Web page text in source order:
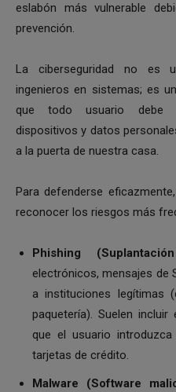
eslabón más vulnerable
prevención.
La ciberseguridad no es
ingenieros en sistemas; es
que todo usuario debe
dispositivos y datos
a la puerta de nuestra casa.
Para defenderse
reconocer los riesgos más
Phishing
electrónicos, mensajes de
a instituciones legítimas
paquetería). Suelen
que el usuario
tarjetas de crédito.
Malware (Software